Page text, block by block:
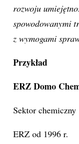
rozwoju
spowodowanymi
z wymogami
Przykład
ERZ Domo
Sektor chemiczny
ERZ od 1996 r.